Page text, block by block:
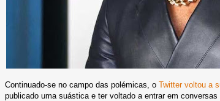
Continuado-se no campo das polémicas, o Twitter voltou a
publicado uma suástica e ter voltado a entrar em